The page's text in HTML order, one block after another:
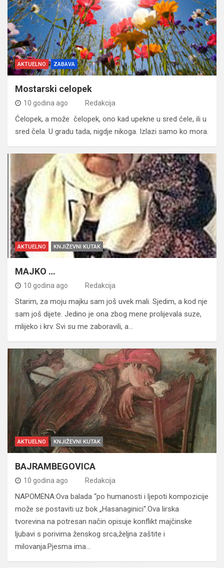
AKTUELNO ZABAVA
Mostarski celopek
10 godina ago Redakcija
Ćelopek, a može čelopek, ono kad upekne u sred ćele, ili u
sred čela. U gradu tada, nigdje nikoga. Izlazi samo ko mora.
AKTUELNO KNJIŽEVNI KUTAK
MAJKO …
10 godina ago Redakcija
Starim, za moju majku sam još uvek mali. Sjedim, a kod nje
sam još dijete. Jedino je ona zbog mene prolijevala suze,
mlijeko i krv. Svi su me zaboravili, a…
AKTUELNO KNJIŽEVNI KUTAK
BAJRAMBEGOVICA
10 godina ago Redakcija
NAPOMENA:Ova balada “po humanosti i ljepoti kompozicije
može se postaviti uz bok „Hasanaginici“.Ova lirska
tvorevina na potresan način opisuje konflikt majčinske
ljubavi s porivima ženskog srca,željna zaštite i
milovanja.Pjesma ima…